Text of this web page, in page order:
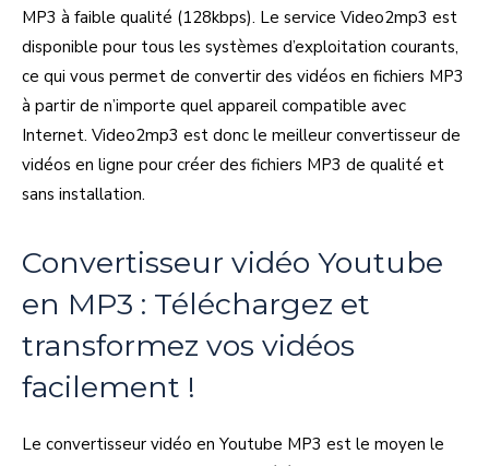
MP3 à faible qualité (128kbps). Le service Video2mp3 est
disponible pour tous les systèmes d’exploitation courants,
ce qui vous permet de convertir des vidéos en fichiers MP3
à partir de n’importe quel appareil compatible avec
Internet. Video2mp3 est donc le meilleur convertisseur de
vidéos en ligne pour créer des fichiers MP3 de qualité et
sans installation.
Convertisseur vidéo Youtube
en MP3 : Téléchargez et
transformez vos vidéos
facilement !
Le convertisseur vidéo en Youtube MP3 est le moyen le